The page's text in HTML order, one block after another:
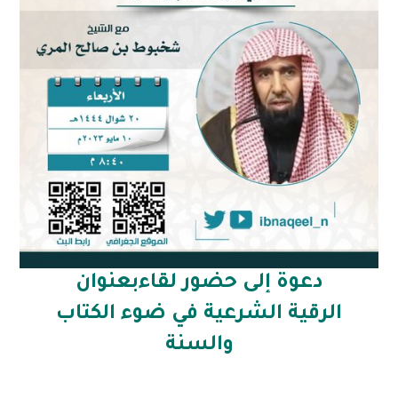
دعوة إلى حضور لقاءبعنوان
الرقية الشرعية في ضوء الكتاب
والسنة